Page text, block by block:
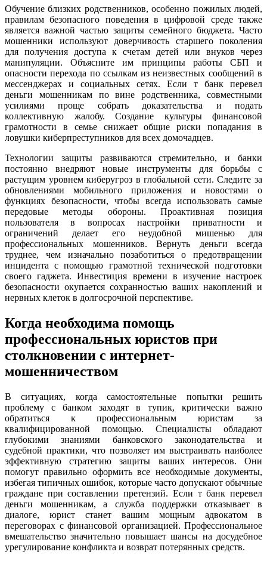
Обучение близких родственников, особенно пожилых людей,
правилам безопасного поведения в цифровой среде также
является важной частью защиты семейного бюджета. Часто
мошенники используют доверчивость старшего поколения
для получения доступа к счетам детей или внуков через
манипуляции. Объясните им принципы работы СБП и
опасности перехода по ссылкам из неизвестных сообщений в
мессенджерах и социальных сетях. Если т банк перевел
деньги мошенникам по вине родственника, совместными
усилиями проще собрать доказательства и подать
коллективную жалобу. Создание культуры финансовой
грамотности в семье снижает общие риски попадания в
ловушки киберпреступников для всех домочадцев.
Технологии защиты развиваются стремительно, и банки
постоянно внедряют новые инструменты для борьбы с
растущим уровнем киберугроз в глобальной сети. Следите за
обновлениями мобильного приложения и новостями о
функциях безопасности, чтобы всегда использовать самые
передовые методы обороны. Проактивная позиция
пользователя в вопросах настройки приватности и
ограничений делает его неудобной мишенью для
профессиональных мошенников. Вернуть деньги всегда
труднее, чем изначально позаботиться о предотвращении
инцидента с помощью грамотной технической подготовки
своего гаджета. Инвестиция времени в изучение настроек
безопасности окупается сохранностью ваших накоплений и
нервных клеток в долгосрочной перспективе.
Когда необходима помощь
профессиональных юристов при
столкновении с интернет-
мошенничеством
В ситуациях, когда самостоятельные попытки решить
проблему с банком заходят в тупик, критически важно
обратиться к профессиональным юристам за
квалифицированной помощью. Специалисты обладают
глубокими знаниями банковского законодательства и
судебной практики, что позволяет им выстраивать наиболее
эффективную стратегию защиты ваших интересов. Они
помогут правильно оформить все необходимые документы,
избегая типичных ошибок, которые часто допускают обычные
граждане при составлении претензий. Если т банк перевел
деньги мошенникам, а служба поддержки отказывает в
диалоге, юрист станет вашим мощным адвокатом в
переговорах с финансовой организацией. Профессиональное
вмешательство значительно повышает шансы на досудебное
урегулирование конфликта и возврат потерянных средств.